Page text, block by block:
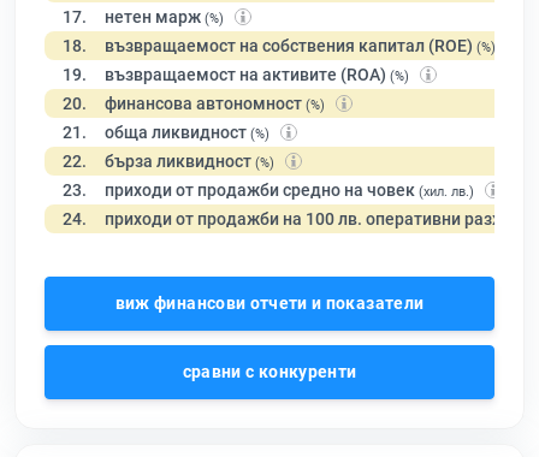
17. нетен марж (%)
18. възвращаемост на собствения капитал (ROE) (%)
19. възвращаемост на активите (ROA) (%)
20. финансова автономност (%)
21. обща ликвидност (%)
22. бърза ликвидност (%)
23. приходи от продажби средно на човек (хил. лв.)
24. приходи от продажби на 100 лв. оперативни разходи
виж финансови отчети и показатели
сравни с конкуренти